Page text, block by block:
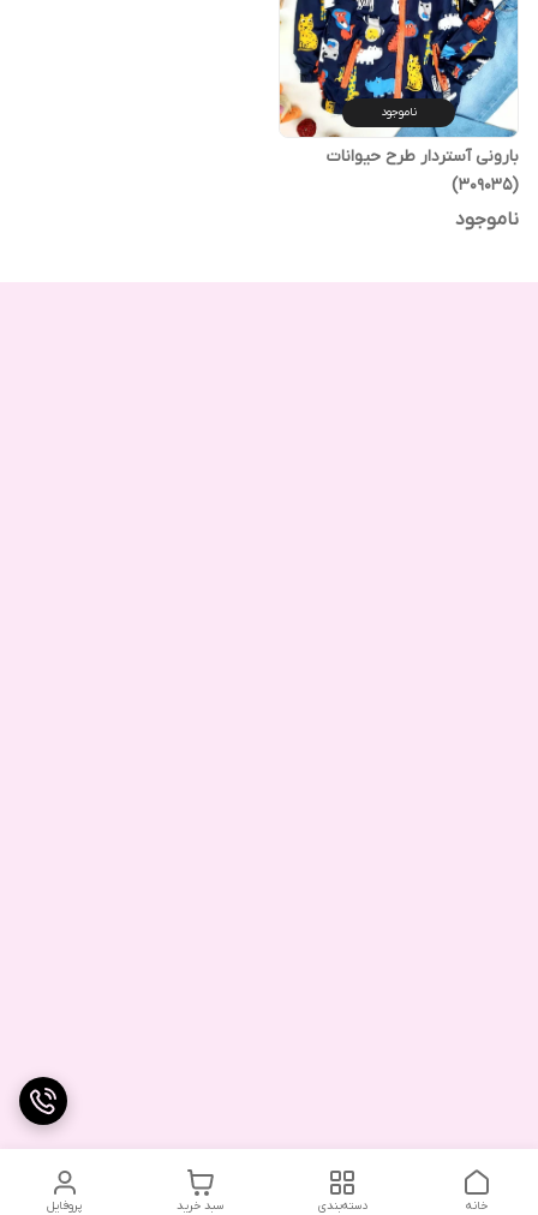
ناموجود
بارونی آستردار طرح حیوانات
(309035)
ناموجود
پروفایل سبد خرید دسته‌بندی خانه